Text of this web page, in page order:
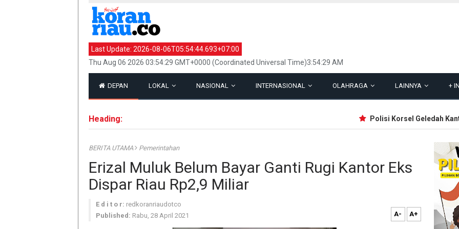
Last Update: 2026-08-06T05:54:44.693+07:00
Thu Aug 06 2026 03:54:29 GMT+0000 (Coordinated Universal Time)3:54:29 AM
DEPAN LOKAL NASIONAL INTERNASIONAL OLAHRAGA LAINNYA +
Heading: Polisi Korsel Geledah
BERITA UTAMA Pemerintahan
Erizal Muluk Belum Bayar Ganti Rugi Kantor Eks
Dispar Riau Rp2,9 Miliar
E d i t o r: redkoranriaudotco
Published: Rabu, 28 April 2021 A- A+